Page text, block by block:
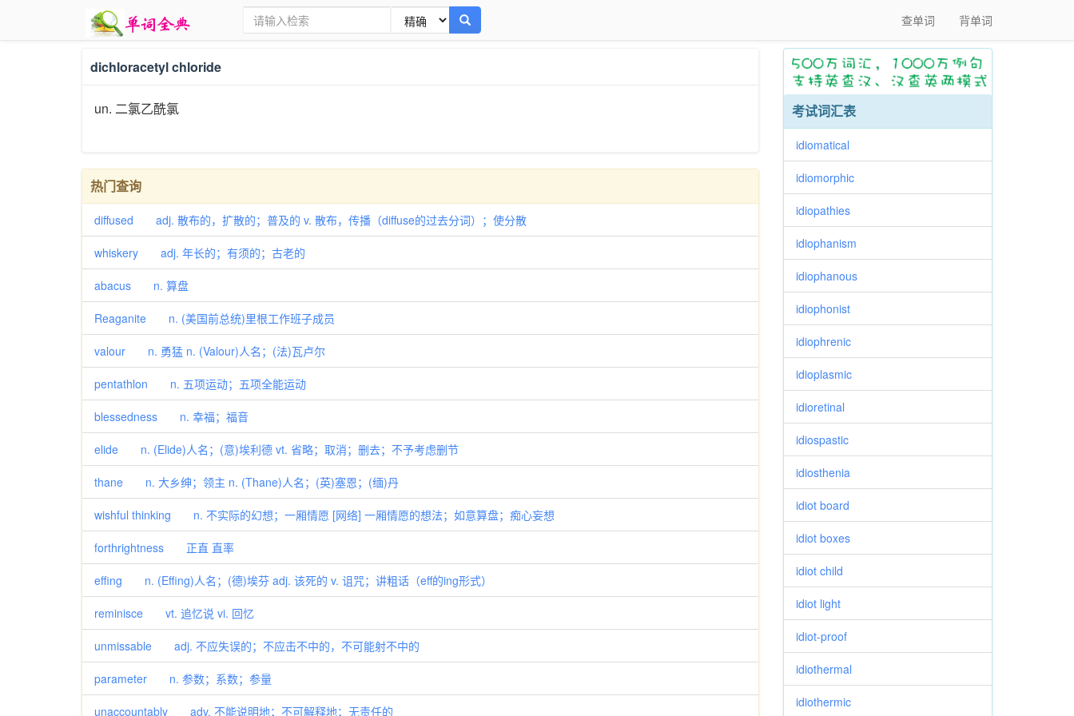
查单词 背单词
dichloracetyl chloride
un. 二氯乙酰氯
热门查询
diffused adj. 散布的，扩散的；普及的 v. 散布，传播（diffuse的过去分词）；使分散
whiskery adj. 年长的；有须的；古老的
abacus n. 算盘
Reaganite n. (美国前总统)里根工作班子成员
valour n. 勇猛 n. (Valour)人名；(法)瓦卢尔
pentathlon n. 五项运动；五项全能运动
blessedness n. 幸福；福音
elide n. (Elide)人名；(意)埃利德 vt. 省略；取消；删去；不予考虑删节
thane n. 大乡绅；领主 n. (Thane)人名；(英)塞恩；(缅)丹
wishful thinking n. 不实际的幻想；一厢情愿 [网络] 一厢情愿的想法；如意算盘；痴心妄想
forthrightness 正直 直率
effing n. (Effing)人名；(德)埃芬 adj. 该死的 v. 诅咒；讲粗话（eff的ing形式）
reminisce vt. 追忆说 vi. 回忆
unmissable adj. 不应失误的；不应击不中的，不可能射不中的
parameter n. 参数；系数；参量
unaccountably adv. 不能说明地；不可解释地；无责任的
考试词汇表
idiomatical
idiomorphic
idiopathies
idiophanism
idiophanous
idiophonist
idiophrenic
idioplasmic
idioretinal
idiospastic
idiosthenia
idiot board
idiot boxes
idiot child
idiot light
idiot-proof
idiothermal
idiothermic